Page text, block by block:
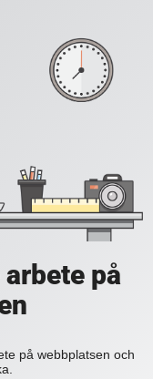
på
på webbplatsen och